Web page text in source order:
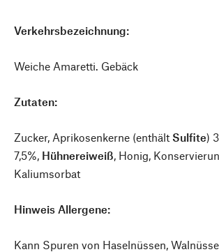
Verkehrsbezeichnung:
Weiche Amaretti. Gebäck
Zutaten:
Zucker, Aprikosenkerne (enthält Sulfite)
7,5%, Hühnereiweiß, Honig,
Kaliumsorbat
Hinweis Allergene:
Kann Spuren von Haselnüssen,